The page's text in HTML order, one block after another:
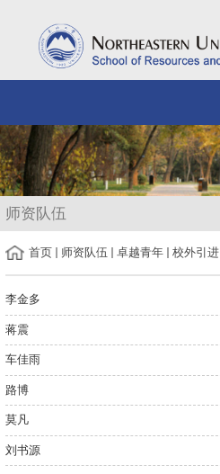
师资队伍
首页 师资队伍 卓越青年 校外引进
李金多
蒋震
车佳雨
路博
莫凡
刘书源